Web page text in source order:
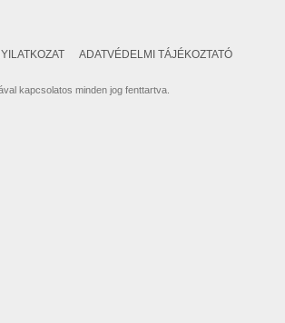
ADATVÉDELMI TÁJÉKOZTATÓ
kapcsolatos minden jog fenttartva.